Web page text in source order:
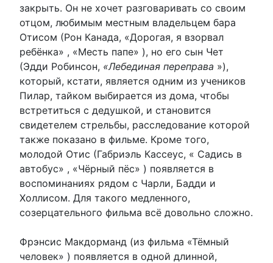
закрыть. Он не хочет разговаривать со своим
отцом, любимым местным владельцем бара
Отисом (Рон Канада, «Дорогая, я взорвал
ребёнка» , «Месть папе» ), но его сын Чет
(Эдди Робинсон, «Лебединая переправа »),
который, кстати, является одним из учеников
Пилар, тайком выбирается из дома, чтобы
встретиться с дедушкой, и становится
свидетелем стрельбы, расследование которой
также показано в фильме. Кроме того,
молодой Отис (Габриэль Кассеус, « Садись в
автобус» , «Чёрный пёс» ) появляется в
воспоминаниях рядом с Чарли, Бадди и
Холлисом. Для такого медленного,
созерцательного фильма всё довольно сложно.
Фрэнсис Макдорманд (из фильма «Тёмный
человек» ) появляется в одной длинной,